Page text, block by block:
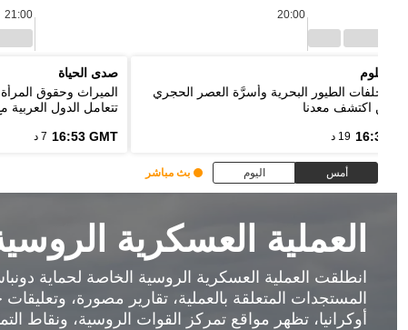
20:00
21:00
العلوم
مخلفات الطيور البحرية وأسرَّة العصر الحجري
من اكتشف معدنا
16:33 19 د
صدى الحياة
الميراث وحقوق
تتعامل الدول العربية
16:53 GMT 7 د
أمس اليوم بث مباشر
العملية العسكرية
المستجدات المتعلقة بالعملية، تقارير مصورة،
أوكرانيا، تظهر مواقع تمركز القوات الروسية، ونقاط